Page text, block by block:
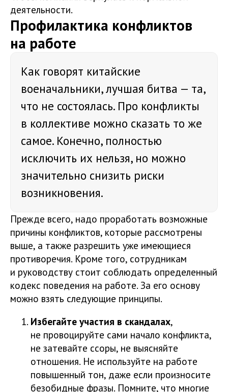
деятельности.
Профилактика конфликтов
на работе
Как говорят китайские
военачальники, лучшая битва — та,
что не состоялась. Про конфликты
в коллективе можно сказать то же
самое. Конечно, полностью
исключить их нельзя, но можно
значительно снизить риски
возникновения.
Прежде всего, надо проработать возможные
причины конфликтов, которые рассмотрены
выше, а также разрешить уже имеющиеся
противоречия. Кроме того, сотрудникам
и руководству стоит соблюдать определенный
кодекс поведения на работе. За его основу
можно взять следующие принципы.
Избегайте участия в скандалах,
не провоцируйте сами начало конфликта,
не затевайте ссоры, не выясняйте
отношения. Не используйте на работе
повышенный тон, даже если произносите
безобидные фразы. Помните, что многие